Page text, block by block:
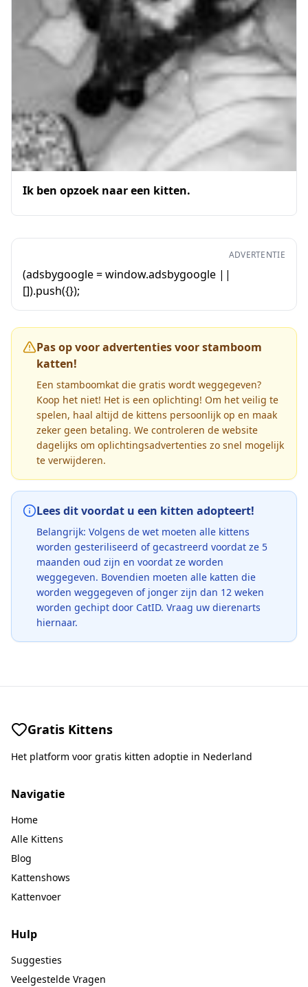
Ik ben opzoek naar een kitten.
ADVERTENTIE
(adsbygoogle = window.adsbygoogle ||
[]).push({});
Pas op voor advertenties voor stamboom
katten!
Een stamboomkat die gratis wordt weggegeven?
Koop het niet! Het is een oplichting! Om het veilig te
spelen, haal altijd de kittens persoonlijk op en maak
zeker geen betaling. We controleren de website
dagelijks om oplichtingsadvertenties zo snel mogelijk
te verwijderen.
Lees dit voordat u een kitten adopteert!
Belangrijk: Volgens de wet moeten alle kittens
worden gesteriliseerd of gecastreerd voordat ze 5
maanden oud zijn en voordat ze worden
weggegeven. Bovendien moeten alle katten die
worden weggegeven of jonger zijn dan 12 weken
worden gechipt door CatID. Vraag uw dierenarts
hiernaar.
Gratis Kittens
Het platform voor gratis kitten adoptie in Nederland
Navigatie
Home
Alle Kittens
Blog
Kattenshows
Kattenvoer
Hulp
Suggesties
Veelgestelde Vragen